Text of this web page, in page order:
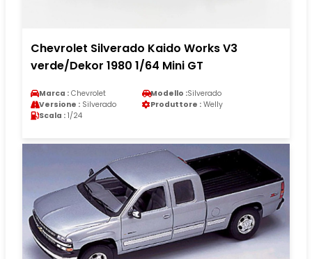
Chevrolet Silverado Kaido Works V3
verde/Dekor 1980 1/64 Mini GT
Marca : Chevrolet Modello :Silverado
Versione : Silverado Produttore : Welly
Scala : 1/24